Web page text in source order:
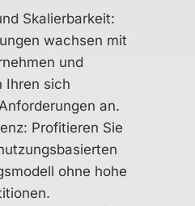
Skalierbarkeit:
wachsen mit
und
Ihren sich
an.
Profitieren Sie
ohne hohe